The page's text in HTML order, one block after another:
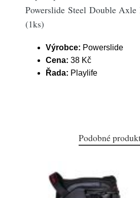
Powerslide Steel Double
(1ks)
Výrobce: Powerslide
Cena: 38 Kč
Řada: Playlife
Podobné